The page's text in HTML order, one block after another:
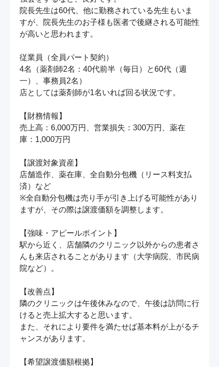
院長先生は60代、他に勤務されている先生もいま
すが、院長先生のお子様も医者で後継される可能性
が高いと思われます。
従業員（全員パート契約）
4名（薬剤師2名：40代前半（毎日）と60代（週
一）、事務員2名）
店としては薬剤師が1名いれば回る状況です。
【財務情報】
売上高：6,000万円、営業損失：300万円、薬在
庫：1,000万円
【譲渡対象資産】
店舗造作、薬在庫、全自動分包機（リース料支払
済）など
※全自動分包機は売り手が引き上げる可能性があり
ますが、その際は譲渡価額を調整します。
【強味・アピールポイント】
駅から近く、店舗隣のクリニック以外からの患者さ
んも来店されることがあります（大学病院、市民病
院など）。
【改善点】
隣のクリニックは午後休みなので、午後は訪問に行
けると売上拡大すると思います。
また、それにより要件を満たせば基本料が上がるチ
ャンスがあります。
【希望譲渡価額根拠】